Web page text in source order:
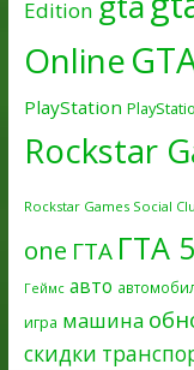
Edition
Online
PlayStation
Rockstar
Rockstar Games Social
one ГТА ГТА 5
Геймс авто
игра машина
скидки